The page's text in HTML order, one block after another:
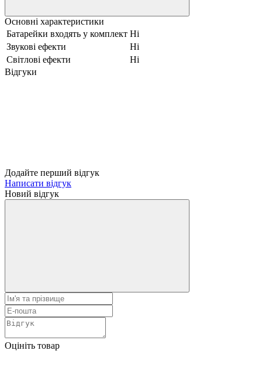
Основні характеристики
Батарейки входять у комплект Ні
Звукові ефекти
Ні
Світлові ефекти
Ні
Відгуки
Додайте перший відгук
Написати відгук
Новий відгук
Оцініть товар